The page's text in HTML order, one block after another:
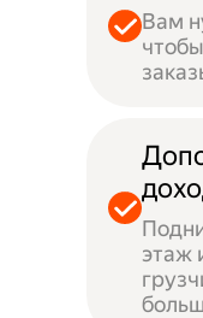
Вам
этаж